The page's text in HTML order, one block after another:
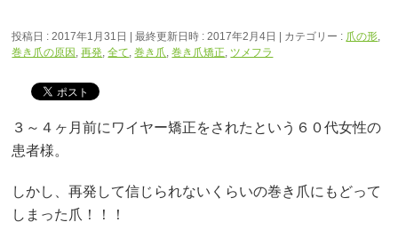
投稿日 : 2017年1月31日 最終更新日時 : 2017年2月4日 カテゴリー : 爪の形,
巻き爪の原因 ,再発,全て,巻き爪,巻き爪矯正, ツメフラ
３～４ヶ月前にワイヤー矯正をされたという６０代女性の
患者様。
しかし、再発して信じられないくらいの巻き爪にもどって
しまった爪！！！